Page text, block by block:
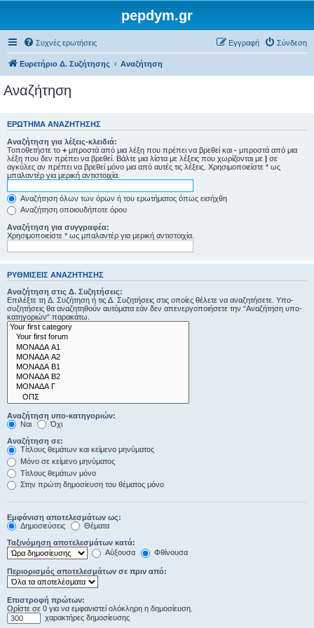
pepdym.gr
Συχνές ερωτήσεις Σύνδεση
Εγγραφή
Ευρετήριο Δ. Συζήτησης Αναζήτηση
Αναζήτηση
ΕΡΏΤΗΜΑ ΑΝΑΖΉΤΗΣΗΣ
Αναζήτηση για λέξεις-κλειδιά:
Τοποθετήστε το + μπροστά από μια λέξη που πρέπει να βρεθεί και - μπροστά από μια
λέξη που δεν πρέπει να βρεθεί. Βάλτε μια λίστα με λέξεις που χωρίζονται με | σε
αγκύλες αν πρέπει να βρεθεί μόνο μια από αυτές τις λέξεις. Χρησιμοποιείστε * ως
μπαλαντέρ για μερική αντιστοιχία.
Αναζήτηση όλων των όρων ή του ερωτήματος όπως εισήχθη
Αναζήτηση οποιουδήποτε όρου
Αναζήτηση για συγγραφέα:
Χρησιμοποιείστε * ως μπαλαντέρ για μερική αντιστοιχία.
ΡΥΘΜΊΣΕΙΣ ΑΝΑΖΉΤΗΣΗΣ
Αναζήτηση στις Δ. Συζητήσεις:
Επιλέξτε τη Δ. Συζήτηση ή τις Δ. Συζητήσεις στις οποίες θέλετε να αναζητήσετε. Υπο-
συζητήσεις θα αναζητηθούν αυτόματα εάν δεν απενεργοποιήσετε την “Αναζήτηση υπο-
κατηγοριών“ παρακάτω.
Αναζήτηση υπο-κατηγοριών:
Ναι
Όχι
Αναζήτηση σε:
Τίτλους θεμάτων και κείμενο μηνύματος
Μόνο σε κείμενο μηνύματος
Τίτλους θεμάτων μόνο
Στην πρώτη δημοσίευση του θέματος μόνο
Εμφάνιση αποτελεσμάτων ως:
Δημοσιεύσεις
Θέματα
Ταξινόμηση αποτελεσμάτων κατά:
Αύξουσα
Φθίνουσα
Περιορισμός αποτελεσμάτων σε πριν από:
Επιστροφή πρώτων:
Ορίστε σε 0 για να εμφανιστεί ολόκληρη η δημοσίευση.
χαρακτήρες δημοσίευσης